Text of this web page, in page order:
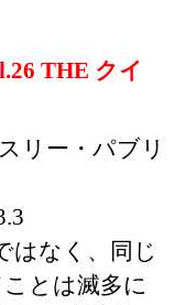
THE クイ
リー・パブリ
はなく、同じ
とは滅多に